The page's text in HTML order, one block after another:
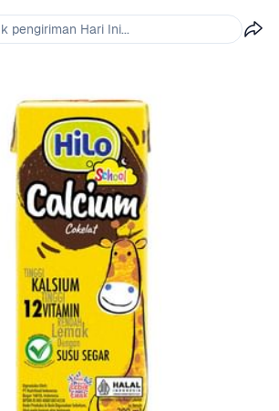
pengiriman Hari Ini...